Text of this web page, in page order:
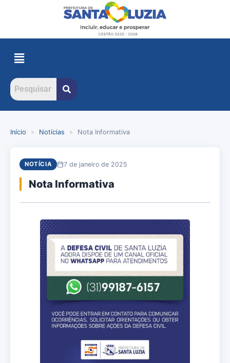
Início » Notícias » Nota Informativa
NOTÍCIA 7 de janeiro de 2025
Nota Informativa